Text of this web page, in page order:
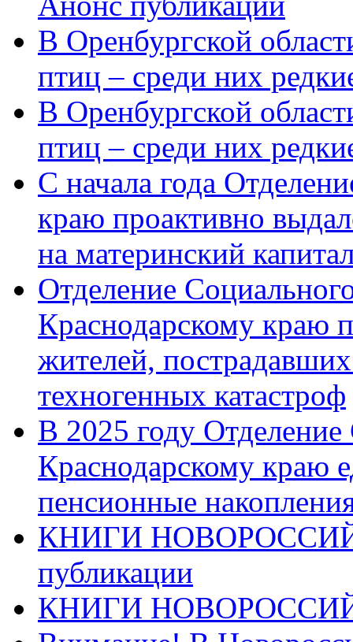
В Оренбургской
птиц – среди них
В Оренбургской
птиц – среди них
С начала года
краю проактивно
на материнский
Отделение
Краснодарскому краю
жителей,
техногенных катастроф
В 2025 году
Краснодарскому краю
пенсионные
КНИГИ
публикации
КНИГИ